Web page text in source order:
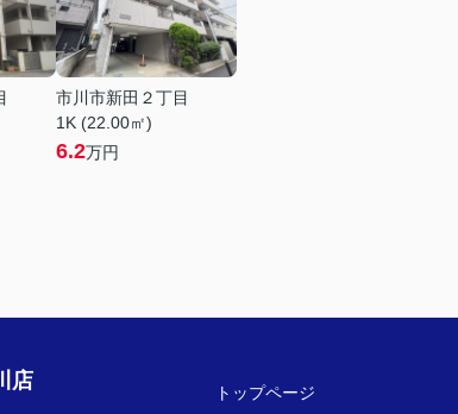
市川市新田２丁目
1K (22.00㎡)
6.2万円
店 トップページ